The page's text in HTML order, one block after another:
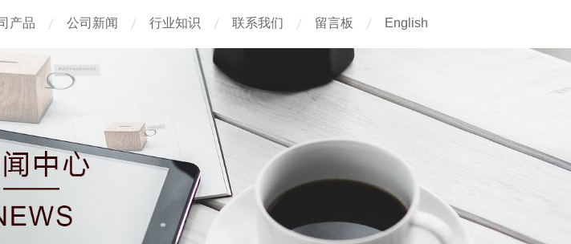
产品 公司新闻 行业知识 联系我们 留言板 English